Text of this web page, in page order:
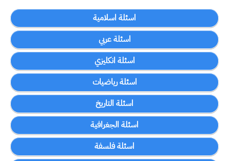
اسئلة اسلامية
اسئلة عربي
اسئلة انكليزي
اسئلة رياضيات
اسئلة التاريخ
اسئلة الجغرافية
اسئلة فلسفة